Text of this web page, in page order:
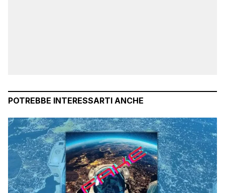
POTREBBE INTERESSARTI ANCHE